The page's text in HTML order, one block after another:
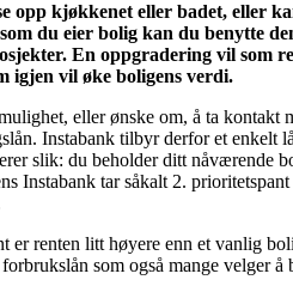
opp kjøkkenet eller badet, eller
du eier bolig kan du benytte
En oppgradering vil som
igjen vil øke boligens verdi.
eller ønske om, å ta kontakt
Instabank tilbyr derfor et enkelt
slik: du beholder ditt nåværende
Instabank tar såkalt 2.
er renten litt høyere enn et vanlig
som også mange velger